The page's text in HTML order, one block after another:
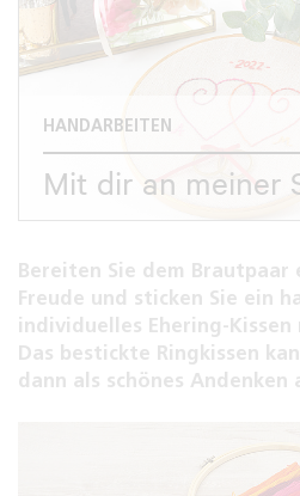
HANDARBEITEN
Mit dir an meiner
Bereiten Sie dem Brautpaar
Freude und sticken Sie ein
individuelles Ehering-
Das bestickte Ringkissen
dann als schönes Andenken